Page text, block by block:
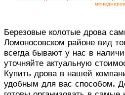
менеджеров.
Березовые колотые дрова
Ломоносовском районе вид
всегда бывают у нас в
уточняйте актуальную
Купить дрова в нашей
удобным для вас способом.